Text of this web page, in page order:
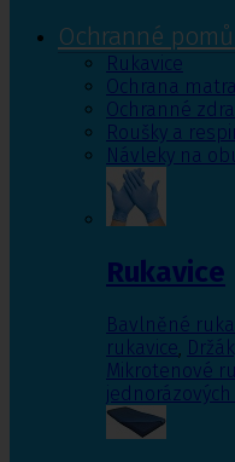
Ochranné
Rukavice
Ochrana
Ochranné
Roušky a
Návleky na
Rukavice
Bavlněné
rukavice,
Mikrotenové